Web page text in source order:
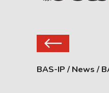
BAS-IP / News /